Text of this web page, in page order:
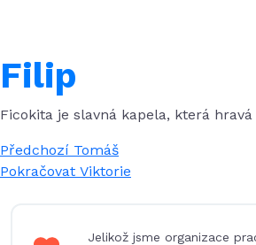
Filip
Ficokita je slavná kapela, která
Navigace
pro
příspěvek
Předchozí Předchozí
příspěvek:
Tomáš
Pokračovat Následující
Viktorie
Jelikož jsme organizace